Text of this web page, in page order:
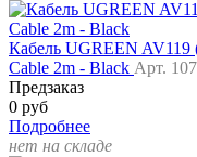
Кабель UGREEN AV119
Cable 2m - Black Арт.
Предзаказ
0 руб
Подробнее
нет на складе